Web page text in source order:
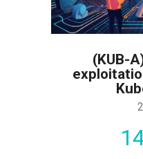
(KUB-